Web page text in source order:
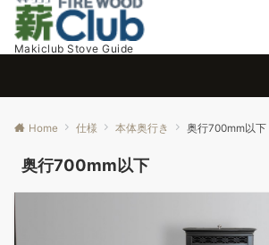
Makiclub Stove Guide
Home 仕様 本体奥行き 奥行700mm以下
奥行700mm以下